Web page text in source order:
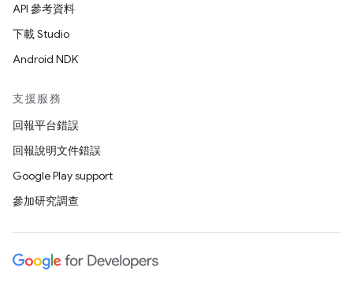
API 參考資料
下載 Studio
Android NDK
支援服務
回報平台錯誤
回報說明文件錯誤
Google Play support
參加研究調查